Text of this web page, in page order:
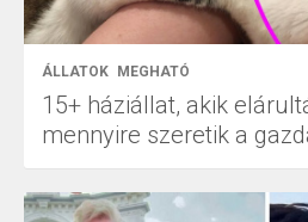
ÁLLATOK MEGHATÓ
15+ háziállat, akik
mennyire szeretik a